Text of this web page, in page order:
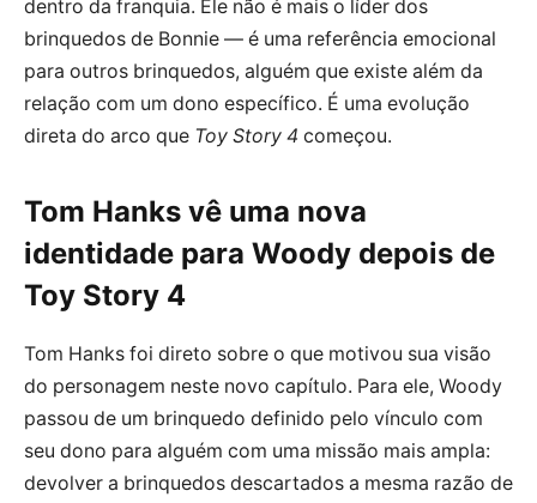
dentro da franquia. Ele não é mais o líder dos
brinquedos de Bonnie — é uma referência emocional
para outros brinquedos, alguém que existe além da
relação com um dono específico. É uma evolução
direta do arco que Toy Story 4 começou.
Tom Hanks vê uma nova
identidade para Woody depois de
Toy Story 4
Tom Hanks foi direto sobre o que motivou sua visão
do personagem neste novo capítulo. Para ele, Woody
passou de um brinquedo definido pelo vínculo com
seu dono para alguém com uma missão mais ampla:
devolver a brinquedos descartados a mesma razão de